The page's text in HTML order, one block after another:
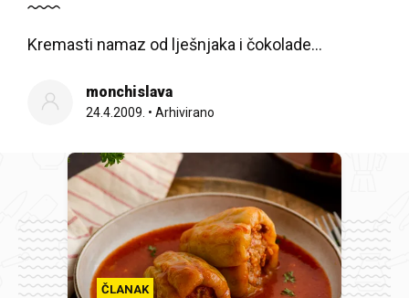
Kremasti namaz od lješnjaka i čokolade…
monchislava
24.4.2009. • Arhivirano
ČLANAK